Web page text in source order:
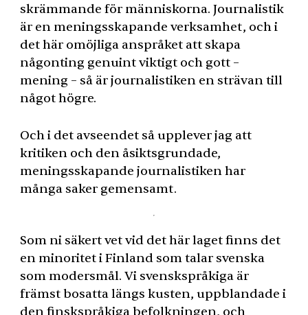
skrämmande för människorna. Journalistik
är en meningsskapande verksamhet, och i
det här omöjliga anspråket att skapa
någonting genuint viktigt och gott –
mening – så är journalistiken en strävan till
något högre.
Och i det avseendet så upplever jag att
kritiken och den åsiktsgrundade,
meningsskapande journalistiken har
många saker gemensamt.
Som ni säkert vet vid det här laget finns det
en minoritet i Finland som talar svenska
som modersmål. Vi svenskspråkiga är
främst bosatta längs kusten, uppblandade i